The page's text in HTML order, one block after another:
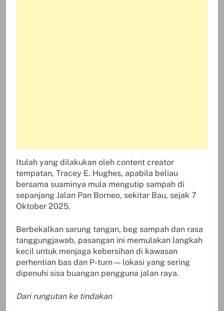
Itulah yang dilakukan oleh content creator
tempatan, Tracey E. Hughes, apabila beliau
bersama suaminya mula mengutip sampah di
sepanjang Jalan Pan Borneo, sekitar Bau, sejak 7
Oktober 2025.
Berbekalkan sarung tangan, beg sampah dan rasa
tanggungjawab, pasangan ini memulakan langkah
kecil untuk menjaga kebersihan di kawasan
perhentian bas dan P-turn — lokasi yang sering
dipenuhi sisa buangan pengguna jalan raya.
Dari rungutan ke tindakan